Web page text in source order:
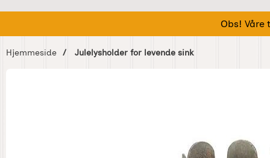
Obs! Våre
Hjemmeside Julelysholder for levende sink